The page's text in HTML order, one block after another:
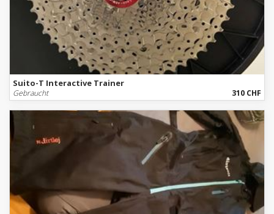
Suito-T Interactive Trainer
Gebraucht 310 CHF